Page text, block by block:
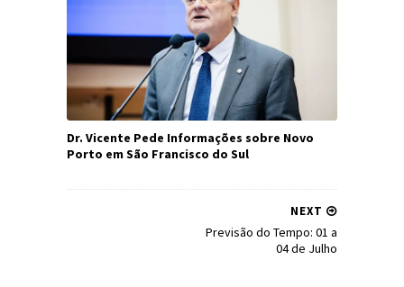
Dr. Vicente Pede Informações sobre Novo
Porto em São Francisco do Sul
NEXT
Previsão do Tempo: 01 a
04 de Julho